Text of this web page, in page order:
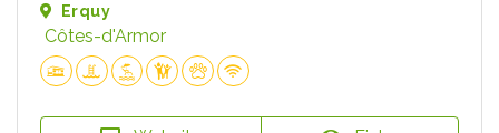
Erquy
Côtes-d'Armor